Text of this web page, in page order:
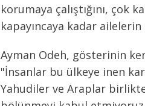
korumaya çalıştığını, çok
kapayıncaya kadar
Ayman Odeh, gösterinin
"İnsanlar bu ülkeye inen
Yahudiler ve Araplar